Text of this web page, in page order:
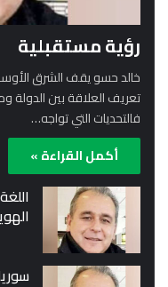
رؤية مستقبلية
خالد حسو يقف الشرق
تعريف العلاقة بين الدولة
فالتحديات التي تواجه…
أكمل القراءة »